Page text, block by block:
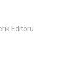
Editörü